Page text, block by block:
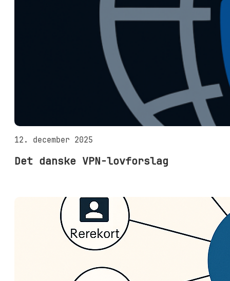
12. december 2025
Det danske VPN-lovforslag